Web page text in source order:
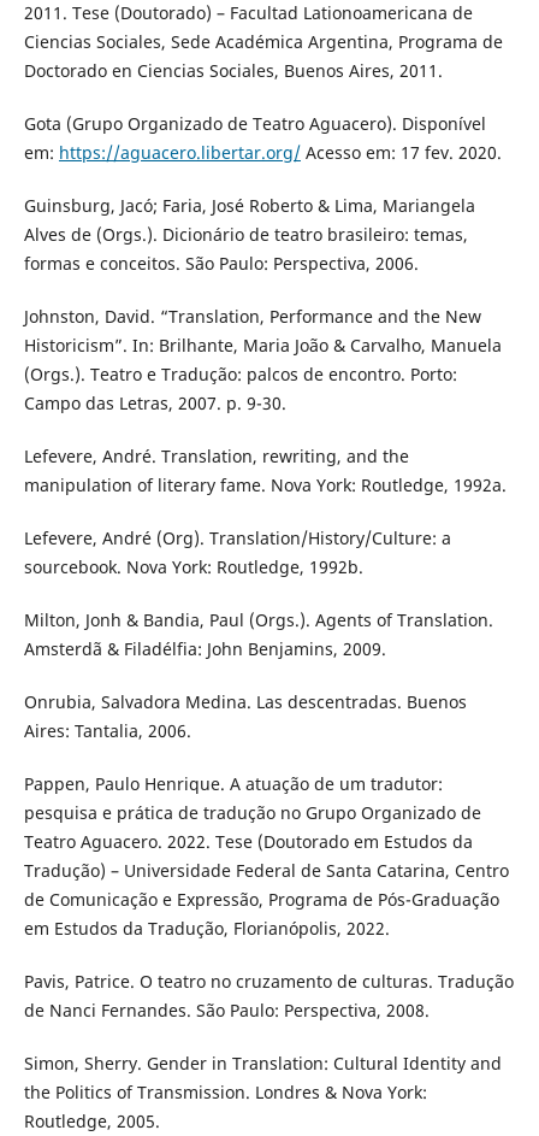
2011. Tese (Doutorado) – Facultad Lationoamericana de
Ciencias Sociales, Sede Académica Argentina, Programa de
Doctorado en Ciencias Sociales, Buenos Aires, 2011.
Gota (Grupo Organizado de Teatro Aguacero). Disponível
em: https://aguacero.libertar.org/Acesso em: 17 fev. 2020.
Guinsburg, Jacó; Faria, José Roberto & Lima, Mariangela
Alves de (Orgs.). Dicionário de teatro brasileiro: temas,
formas e conceitos. São Paulo: Perspectiva, 2006.
Johnston, David. “Translation, Performance and the New
Historicism”. In: Brilhante, Maria João & Carvalho, Manuela
(Orgs.). Teatro e Tradução: palcos de encontro. Porto:
Campo das Letras, 2007. p. 9-30.
Lefevere, André. Translation, rewriting, and the
manipulation of literary fame. Nova York: Routledge, 1992a.
Lefevere, André (Org). Translation/History/Culture: a
sourcebook. Nova York: Routledge, 1992b.
Milton, Jonh & Bandia, Paul (Orgs.). Agents of Translation.
Amsterdã & Filadélfia: John Benjamins, 2009.
Onrubia, Salvadora Medina. Las descentradas. Buenos
Aires: Tantalia, 2006.
Pappen, Paulo Henrique. A atuação de um tradutor:
pesquisa e prática de tradução no Grupo Organizado de
Teatro Aguacero. 2022. Tese (Doutorado em Estudos da
Tradução) – Universidade Federal de Santa Catarina, Centro
de Comunicação e Expressão, Programa de Pós-Graduação
em Estudos da Tradução, Florianópolis, 2022.
Pavis, Patrice. O teatro no cruzamento de culturas. Tradução
de Nanci Fernandes. São Paulo: Perspectiva, 2008.
Simon, Sherry. Gender in Translation: Cultural Identity and
the Politics of Transmission. Londres & Nova York:
Routledge, 2005.